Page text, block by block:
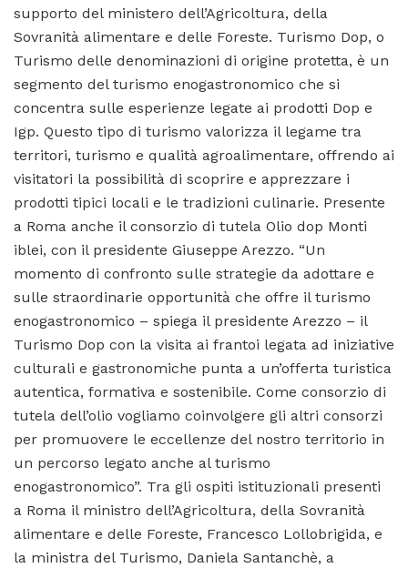
supporto del ministero dell’Agricoltura, della
Sovranità alimentare e delle Foreste. Turismo Dop, o
Turismo delle denominazioni di origine protetta, è un
segmento del turismo enogastronomico che si
concentra sulle esperienze legate ai prodotti Dop e
Igp. Questo tipo di turismo valorizza il legame tra
territori, turismo e qualità agroalimentare, offrendo ai
visitatori la possibilità di scoprire e apprezzare i
prodotti tipici locali e le tradizioni culinarie. Presente
a Roma anche il consorzio di tutela Olio dop Monti
iblei, con il presidente Giuseppe Arezzo. “Un
momento di confronto sulle strategie da adottare e
sulle straordinarie opportunità che offre il turismo
enogastronomico – spiega il presidente Arezzo – il
Turismo Dop con la visita ai frantoi legata ad iniziative
culturali e gastronomiche punta a un’offerta turistica
autentica, formativa e sostenibile. Come consorzio di
tutela dell’olio vogliamo coinvolgere gli altri consorzi
per promuovere le eccellenze del nostro territorio in
un percorso legato anche al turismo
enogastronomico”. Tra gli ospiti istituzionali presenti
a Roma il ministro dell’Agricoltura, della Sovranità
alimentare e delle Foreste, Francesco Lollobrigida, e
la ministra del Turismo, Daniela Santanchè, a